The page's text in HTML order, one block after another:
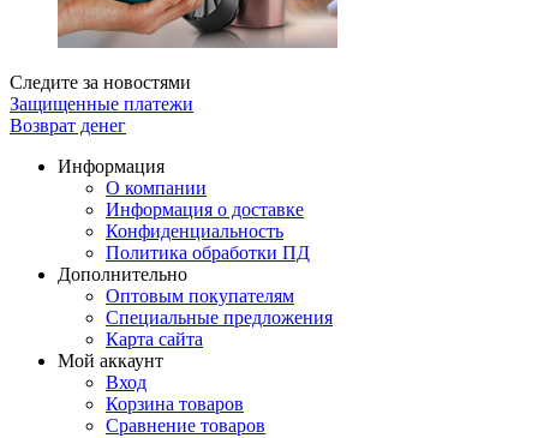
Следите за новостями
Защищенные платежи
Возврат денег
Информация
О компании
Информация о доставке
Конфиденциальность
Политика обработки ПД
Дополнительно
Оптовым покупателям
Специальные предложения
Карта сайта
Мой аккаунт
Вход
Корзина товаров
Сравнение товаров